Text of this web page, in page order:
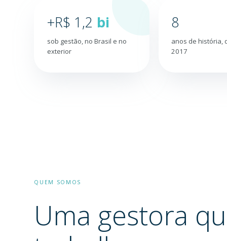
+R$ 1,2 bi
sob gestão, no Brasil e no
exterior
8
anos de história,
2017
QUEM SOMOS
Uma gestora